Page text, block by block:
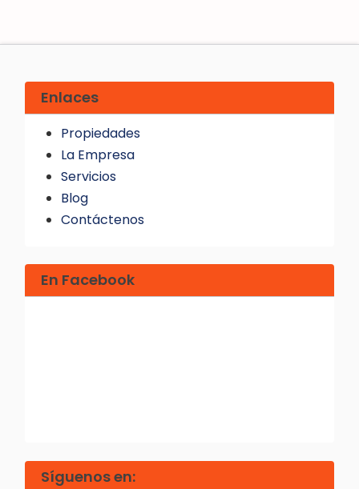
Enlaces
Propiedades
La Empresa
Servicios
Blog
Contáctenos
En Facebook
Síguenos en: